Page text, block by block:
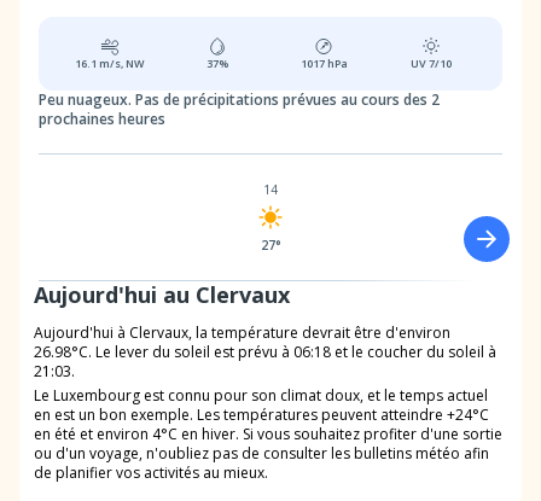
16.1 m/s, NW 37% 1017hPa UV7/10
Peu nuageux. Pas de précipitations prévues au cours des 2
prochaines heures
Aujourd'hui au Clervaux
Aujourd'hui à Clervaux, la température devrait être d'environ
26.98°C. Le lever du soleil est prévu à 06:18 et le coucher du soleil à
21:03.
Le Luxembourg est connu pour son climat doux, et le temps actuel
en est un bon exemple. Les températures peuvent atteindre +24°C
en été et environ 4°C en hiver. Si vous souhaitez profiter d'une sortie
ou d'un voyage, n'oubliez pas de consulter les bulletins météo afin
de planifier vos activités au mieux.
14
27°